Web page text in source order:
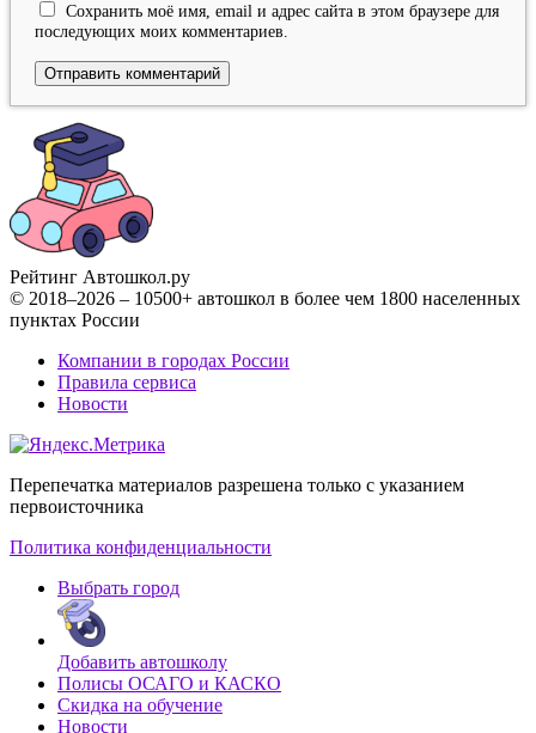
Сохранить моё имя, email и адрес сайта в этом браузере для
последующих моих комментариев.
Рейтинг Автошкол.ру
© 2018–2026 – 10500+ автошкол в более чем 1800 населенных
пунктах России
Компании в городах России
Правила сервиса
Новости
Перепечатка материалов разрешена только с указанием
первоисточника
Политика конфиденциальности
Выбрать город
Добавить автошколу
Полисы ОСАГО и КАСКО
Скидка на обучение
Новости